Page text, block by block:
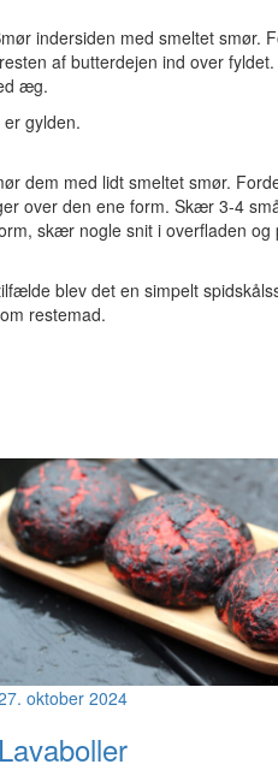
indersiden med smeltet smør.
af butterdejen ind over
æg.
gylden.
dem med lidt smeltet smør.
over den ene form. Skær 3-4
skær nogle snit i overfladen
blev det en simpelt
restemad.
oktober 2024
Lavaboller